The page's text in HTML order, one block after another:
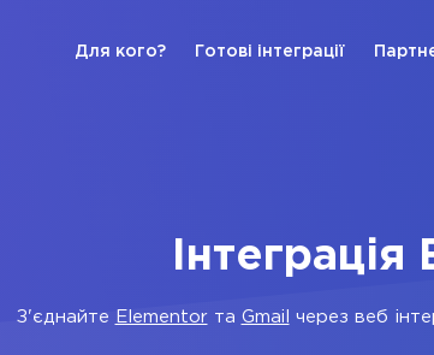
Для кого? Готові інтеграції
З'єднайте Elementorта Gmail через веб